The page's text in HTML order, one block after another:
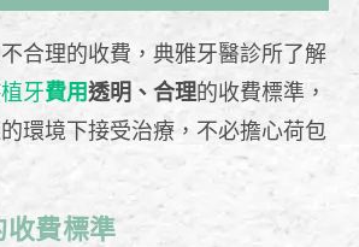
合理的收費，典雅牙醫診所了解
植牙費用透明、合理的收費標準，
環境下接受治療，不必擔心荷包
收費標準